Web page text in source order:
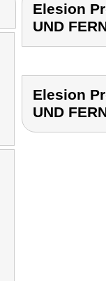
Elesion
UND
Elesion
UND